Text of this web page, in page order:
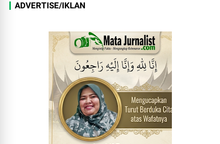
ADVERTISE/IKLAN